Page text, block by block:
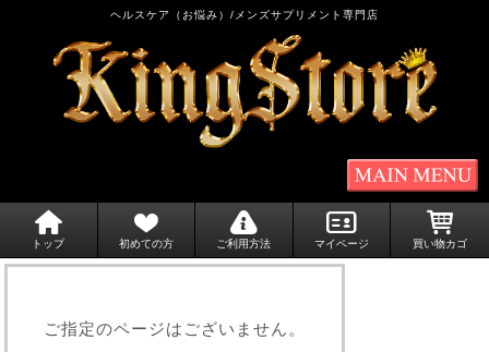
ヘルスケア（お悩み）/メンズサプリメント専門店
トップ 初めての方 ご利用方法 マイページ 買い物カゴ
ご指定のページはございません。